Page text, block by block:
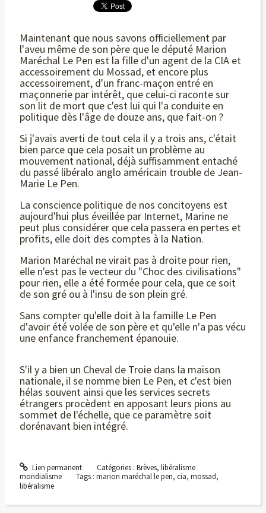
Maintenant que nous savons officiellement par
l'aveu même de son père que le député Marion
Maréchal Le Pen est la fille d'un agent de la CIA et
accessoirement du Mossad, et encore plus
accessoirement, d'un franc-maçon entré en
maçonnerie par intérêt, que celui-ci raconte sur
son lit de mort que c'est lui qui l'a conduite en
politique dès l'âge de douze ans, que fait-on ?
Si j'avais averti de tout cela il y a trois ans, c'était
bien parce que cela posait un problème au
mouvement national, déjà suffisamment entaché
du passé libéralo anglo américain trouble de Jean-
Marie Le Pen.
La conscience politique de nos concitoyens est
aujourd'hui plus éveillée par Internet, Marine ne
peut plus considérer que cela passera en pertes et
profits, elle doit des comptes à la Nation.
Marion Maréchal ne virait pas à droite pour rien,
elle n'est pas le vecteur du "Choc des civilisations"
pour rien, elle a été formée pour cela, que ce soit
de son gré ou à l'insu de son plein gré.
Sans compter qu'elle doit à la famille Le Pen
d'avoir été volée de son père et qu'elle n'a pas vécu
une enfance franchement épanouie.
S'il y a bien un Cheval de Troie dans la maison
nationale, il se nomme bien Le Pen, et c'est bien
hélas souvent ainsi que les services secrets
étrangers procèdent en apposant leurs pions au
sommet de l'échelle, que ce paramètre soit
dorénavant bien intégré.
Lien permanent Catégories : Brèves, libéralisme
mondialisme
Tags :marion maréchal le pen,cia,mossad,
libéralisme